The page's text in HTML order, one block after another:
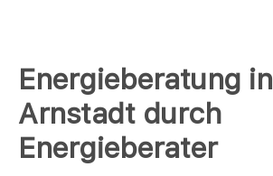
Energieberatung in
Arnstadt durch
Energieberater